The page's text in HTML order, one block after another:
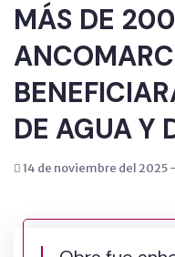
MÁS DE
DE AGUA Y
14 de noviembre del 2025